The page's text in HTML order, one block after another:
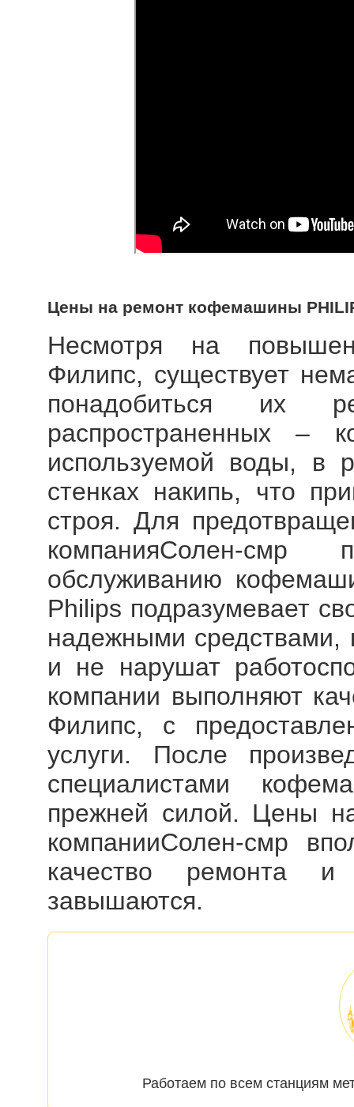
Цены на ремонт кофемашины
Несмотря на
Филипс, существует
понадобиться их
распространенных –
используемой воды, в
стенках накипь, что
строя. Для
компанияСолен-смр
обслуживанию
Philips подразумевает
надежными средствами,
и не нарушат
компании выполняют
Филипс, с
услуги. После
специалистами
прежней силой. Цены
компанииСолен-смр
качество ремонта и
завышаются.
Работаем по всем станциям